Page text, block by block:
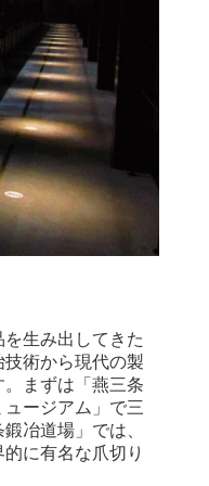
生み出してきた
術から現代の製
まずは「燕三条
ージアム」で三
冶道場」では、
に有名な爪切り